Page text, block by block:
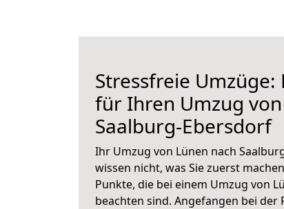
Stressfreie
für Ihren Umzug
Saalburg-Ebersdorf
Ihr Umzug von Lünen nach
wissen nicht, was Sie zuerst
Punkte, die bei einem Umzug von
beachten sind. Angefangen bei der